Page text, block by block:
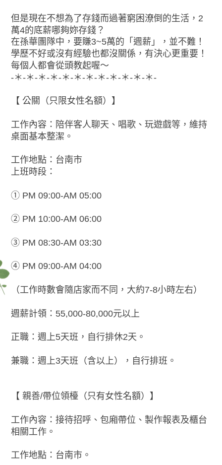
但是現在不想為了存錢而過著窮困潦倒的生活，2
萬4的底薪哪夠妳存錢？
在孫華團隊中，要賺3~5萬的「週薪」，並不難！
學歷不好或沒有經驗也都沒關係，有決心更重要！
每個人都會從頭教起喔～
-＊-＊-＊-＊-＊-＊-＊-＊-＊-＊-＊-＊-
【 公關（只限女性名額）】
工作內容：陪伴客人聊天、唱歌、玩遊戲等，維持
桌面基本整潔。
工作地點：台南市
上班時段：
① PM 09:00-AM 05:00
② PM 10:00-AM 06:00
③ PM 08:30-AM 03:30
④ PM 09:00-AM 04:00
（工作時數會隨店家而不同，大約7-8小時左右）
週薪計領：55,000-80,000元以上
正職：週上5天班，自行排休2天。
兼職：週上3天班（含以上），自行排班。
【 親善/帶位領檯（只有女性名額）】
工作內容：接待招呼、包廂帶位、製作報表及櫃台
相關工作。
工作地點：台南市。